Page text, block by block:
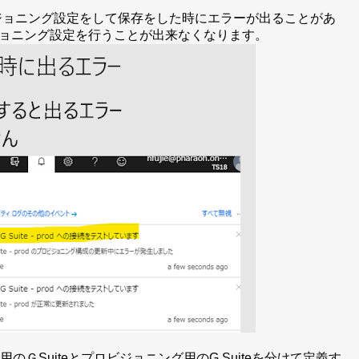
ニング設定をして保存をした時にエラーが出ることがあ
ング設定を行うことが出来なくなります。